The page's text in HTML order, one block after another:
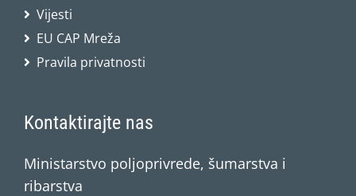
Vijesti
EU CAP Mreža
Pravila privatnosti
Kontaktirajte nas
Ministarstvo poljoprivrede, šumarstva i
ribarstva